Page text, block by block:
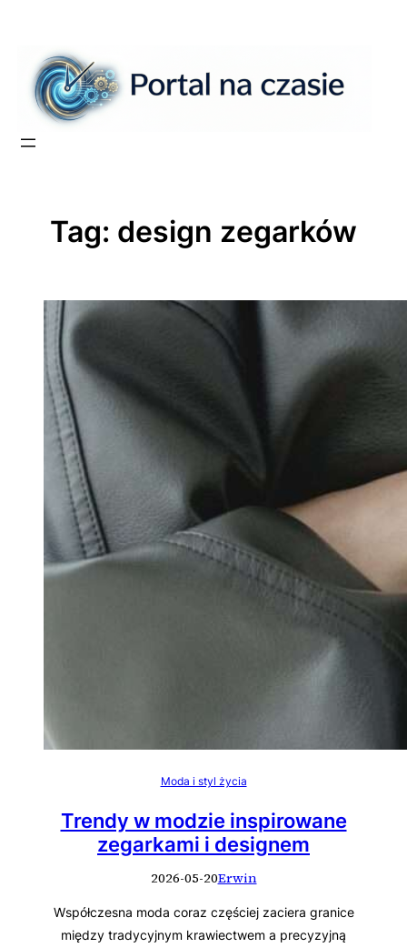
treści
Tag: design zegarków
Moda i styl życia
Trendy w modzie inspirowane
zegarkami i designem
2026-05-20Erwin
Współczesna moda coraz częściej zaciera granice
między tradycyjnym krawiectwem a precyzyjną